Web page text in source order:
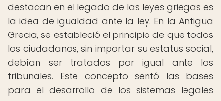
destacan en el legado de las leyes griegas es
la idea de igualdad ante la ley. En la Antigua
Grecia, se estableció el principio de que todos
los ciudadanos, sin importar su estatus social,
debían ser tratados por igual ante los
tribunales. Este concepto sentó las bases
para el desarrollo de los sistemas legales